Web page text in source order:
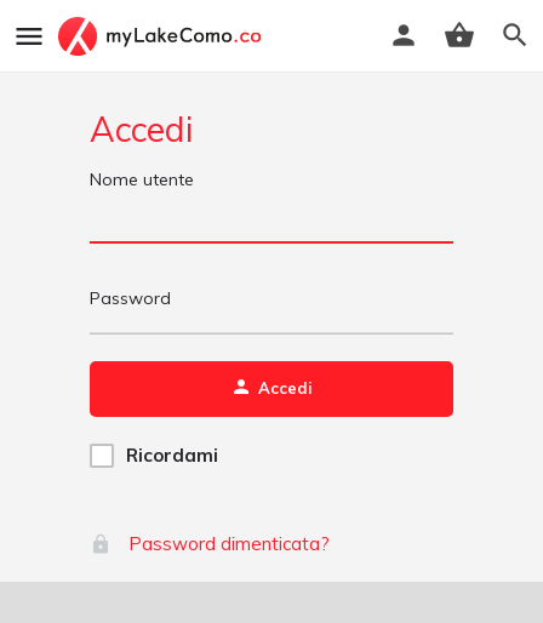
Accedi
Nome utente
Password
Accedi
Ricordami
Password dimenticata?